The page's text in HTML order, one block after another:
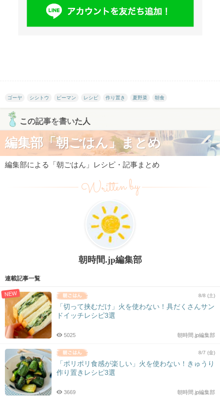
ゴーヤ シシトウ ピーマン レシピ 作り置き 夏野菜 朝食
この記事を書いた人
編集部「朝ごはん」まとめ
編集部による「朝ごはん」レシピ・記事まとめ
Written by
朝時間.jp編集部
連載記事一覧
NEW 8/8 (土)
「切って挟むだけ」火を使わない！具だくさんサン
ドイッチレシピ3選
朝時間.jp編集部
5025
8/7 (金)
「ポリポリ食感が楽しい」火を使わない！きゅうり
作り置きレシピ3選
朝時間.jp編集部
3669